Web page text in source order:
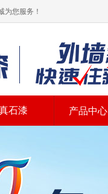
为您服务！
石漆 产品中心